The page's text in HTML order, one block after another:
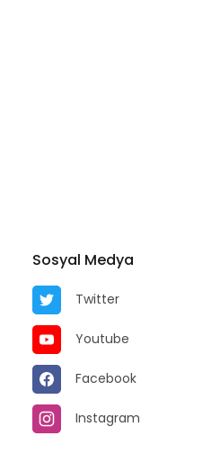
Sosyal Medya
Twitter
Youtube
Facebook
Instagram